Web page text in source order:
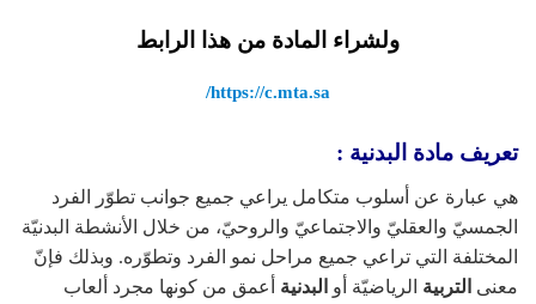
ولشراء المادة من هذا الرابط
https://c.mta.sa/
تعريف مادة البدنية :
هي عبارة عن أسلوب متكامل يراعي جميع جوانب تطوّر الفرد
الجمسيّ والعقليّ والاجتماعيّ والروحيّ، من خلال الأنشطة البدنيّة
المختلفة التي تراعي جميع مراحل نمو الفرد وتطوّره. وبذلك فإنّ
معنى التربية الرياضيّة أو البدنية أعمق من كونها مجرد ألعاب